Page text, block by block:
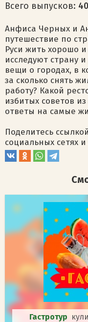
Всего выпусков: 40
Анфиса Черных и
путешествие по
Руси жить хорошо
исследуют страну
вещи о городах, в
за сколько снять
работу? Какой
избитых советов
ответы на самые
Поделитесь
социальных сетях
Гастротур